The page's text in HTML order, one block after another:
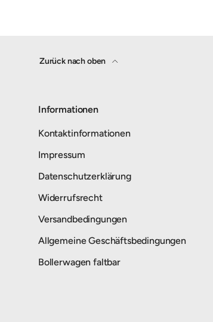
Zurück nach oben
Informationen
Kontaktinformationen
Impressum
Datenschutzerklärung
Widerrufsrecht
Versandbedingungen
Allgemeine Geschäftsbedingungen
Bollerwagen faltbar